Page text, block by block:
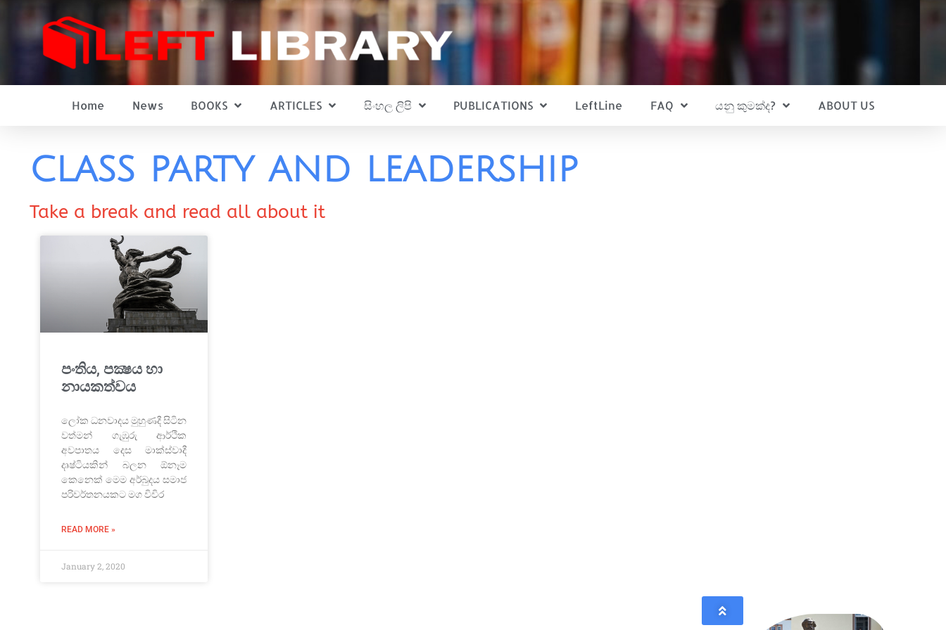
Home News BOOKS ARTICLES සිංහල ලිපි PUBLICATIONS LeftLine FAQ යනු කුමක්ද? ABOUT US
class party and leadership
Take a break and read all about it
පංතිය, පක්‍ෂය හා
නායකත්වය
ලෝක ධනවාදය මුහුණදී සිටින
වත්මන් ගැඹුරු ආර්ථික
අවපාතය දෙස මාක්ස්වාදී
දෘෂ්ටියකින් බලන ඕනෑම
කෙනෙක් මෙම අර්බුදය සමාජ
පරිවර්තනයකට මග විවිර
READ MORE »
January 2, 2020